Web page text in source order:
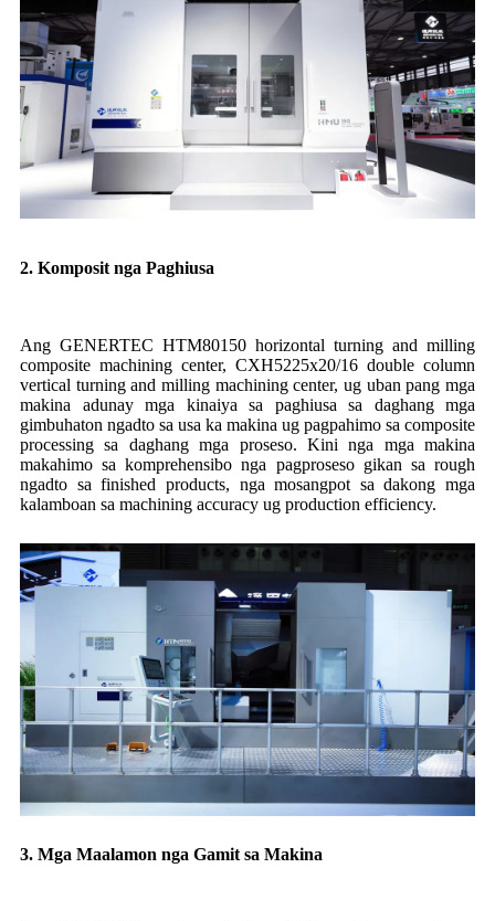
2. Komposit nga Paghiusa
Ang GENERTEC HTM80150 horizontal turning and milling
composite machining center, CXH5225x20/16 double column
vertical turning and milling machining center, ug uban pang mga
makina adunay mga kinaiya sa paghiusa sa daghang mga
gimbuhaton ngadto sa usa ka makina ug pagpahimo sa composite
processing sa daghang mga proseso. Kini nga mga makina
makahimo sa komprehensibo nga pagproseso gikan sa rough
ngadto sa finished products, nga mosangpot sa dakong mga
kalamboan sa machining accuracy ug production efficiency.
3. Mga Maalamon nga Gamit sa Makina